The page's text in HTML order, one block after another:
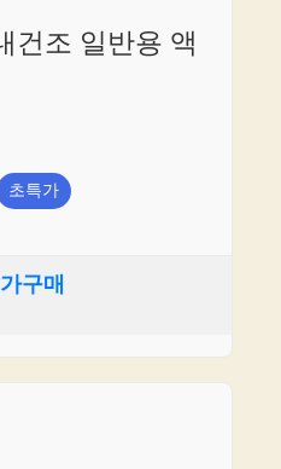
건조 일반용 액
초특가
구매